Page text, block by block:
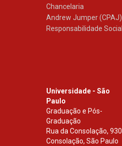
Chancelaria
Andrew Jumper (CPAJ)
Responsabilidade Social
Universidade - São
Paulo
Graduação e Pós-
Graduação
Rua da Consolação, 930
Consolação, São Paulo